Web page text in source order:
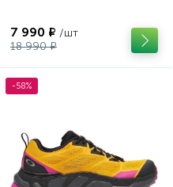
7 990 ₽ /шт
18 990 ₽
-58%